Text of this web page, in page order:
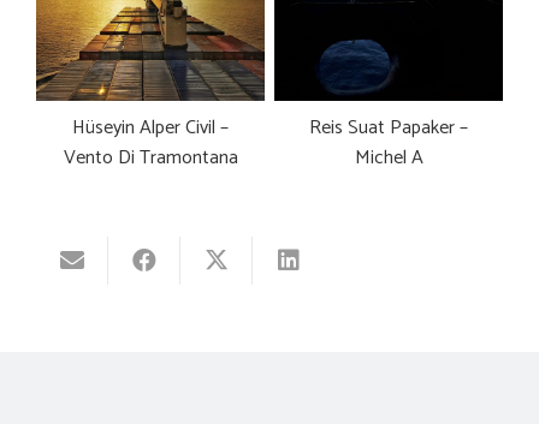
Hüseyin Alper Civil –
Vento Di Tramontana
Reis Suat Papaker –
Michel A